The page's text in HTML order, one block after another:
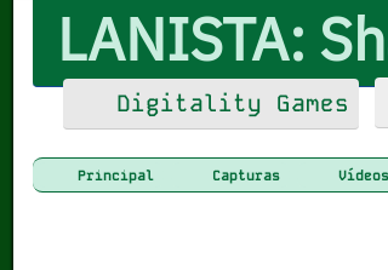
LANISTA:
Digitality Games
Principal Capturas Vídeos